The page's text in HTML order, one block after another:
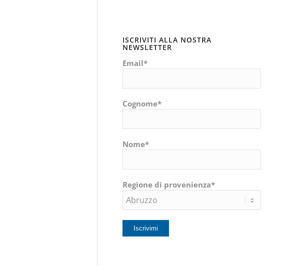
ISCRIVITI ALLA NOSTRA
NEWSLETTER
Email*
Cognome*
Nome*
Regione di provenienza*